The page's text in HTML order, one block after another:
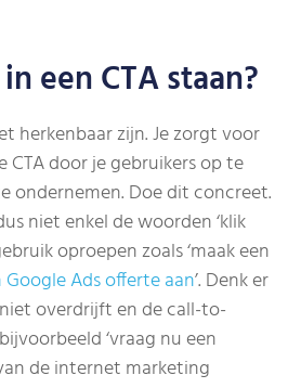
een CTA staan?
herkenbaar zijn. Je zorgt voor
CTA door je gebruikers op te
ondernemen. Doe dit concreet.
niet enkel de woorden ‘klik
oproepen zoals ‘maak een
Ads offerte aan’. Denk er
overdrijft en de call-to-
‘vraag nu een
de internet marketing